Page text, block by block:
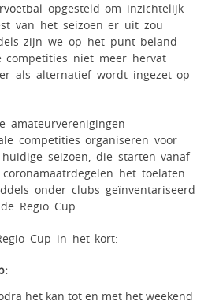
opgesteld om inzichtelijk
van het seizoen er uit zou
zijn we op het punt beland
competities niet meer hervat
als alternatief wordt ingezet op
amateurverenigingen
competities organiseren voor
seizoen, die starten vanaf
het toelaten.
onder clubs geïnventariseerd
Regio Cup.
Cup in het kort:
het kan tot en met het weekend